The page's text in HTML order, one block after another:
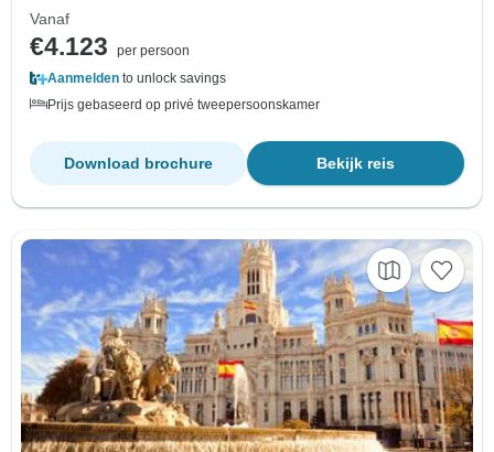
Vanaf
€4.123
per persoon
Aanmelden to unlock savings
Prijs gebaseerd op privé tweepersoonskamer
Bekijk reis
Download brochure